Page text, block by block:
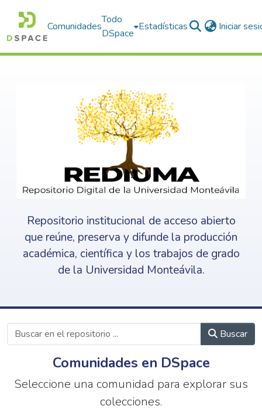
Comunidades
Todo
DSpace
Estadísticas Iniciar
Repositorio institucional de acceso abierto
que reúne, preserva y difunde la producción
académica, científica y los trabajos de grado
de la Universidad Monteávila.
Buscar
Comunidades en DSpace
Seleccione una comunidad para explorar sus
colecciones.